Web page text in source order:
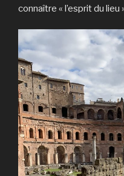
connaître « l’esprit du lieu